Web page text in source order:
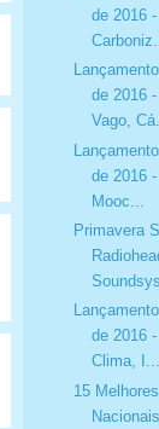
de 2016
de 2016
Vago,
de 2016
Mooc...
Primavera
de 2016
Clima, I...
15